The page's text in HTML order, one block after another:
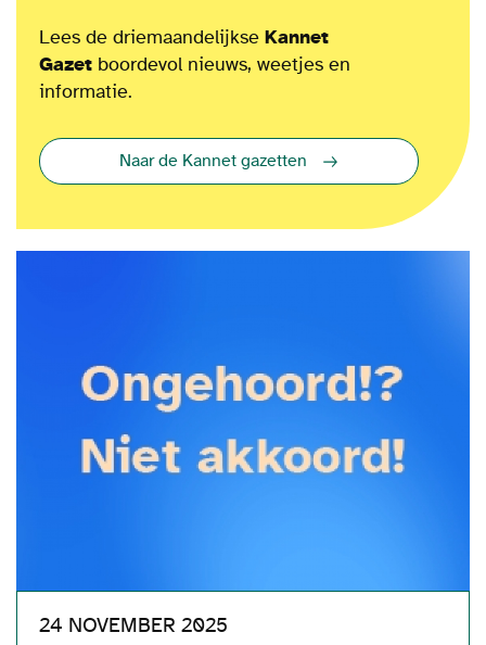
Lees de driemaandelijkse Kannet
Gazet boordevol nieuws, weetjes en
informatie.
Naar de Kannet gazetten
24 NOVEMBER 2025